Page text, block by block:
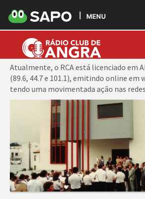
MENU
Gestão de Cookies
Atualmente, o RCA está licenciado em
(89.6, 44.7 e 101.1), emitindo online em
tendo uma movimentada ação nas